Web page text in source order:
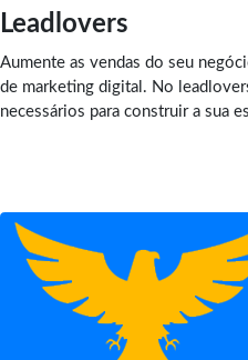
Leadlovers
Aumente as vendas do seu
de marketing digital. No
necessários para construir a sua